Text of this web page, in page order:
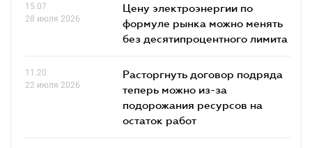
15.07
28 июля 2026
Цену электроэнергии по
формуле рынка можно менять
без десятипроцентного лимита
11.20
22 июля 2026
Расторгнуть договор подряда
теперь можно из-за
подорожания ресурсов на
остаток работ